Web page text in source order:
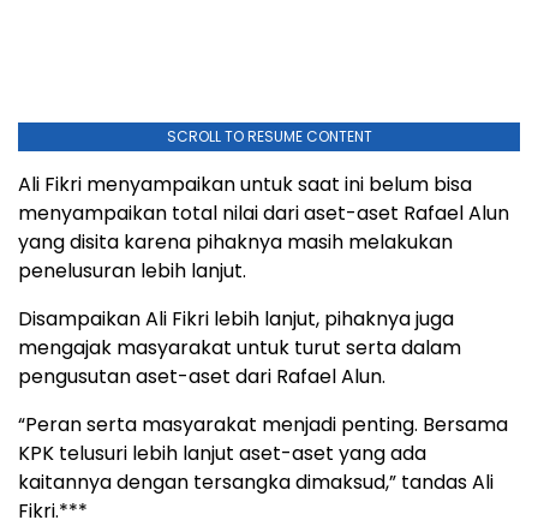
SCROLL TO RESUME CONTENT
Ali Fikri menyampaikan untuk saat ini belum bisa
menyampaikan total nilai dari aset-aset Rafael Alun
yang disita karena pihaknya masih melakukan
penelusuran lebih lanjut.
Disampaikan Ali Fikri lebih lanjut, pihaknya juga
mengajak masyarakat untuk turut serta dalam
pengusutan aset-aset dari Rafael Alun.
“Peran serta masyarakat menjadi penting. Bersama
KPK telusuri lebih lanjut aset-aset yang ada
kaitannya dengan tersangka dimaksud,” tandas Ali
Fikri.***